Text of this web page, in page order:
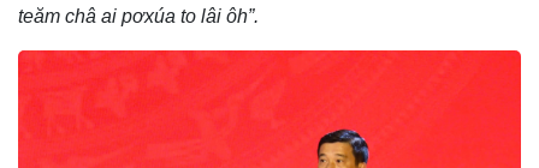
teăm châ ai pơxúa to lâi ôh”.